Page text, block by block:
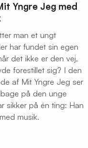
Yngre Jeg med
man et ungt
har fundet sin egen
det ikke er den vej,
forestillet sig? I den
af Mit Yngre Jeg ser
på den unge
sikker på én ting: Han
musik.